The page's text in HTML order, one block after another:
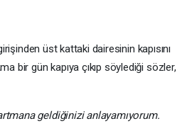
üst kattaki dairesinin kapısını
bir gün kapıya çıkıp söylediği sözler,
geldiğinizi anlayamıyorum.